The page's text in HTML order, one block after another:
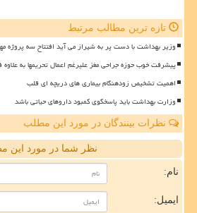
تازه ترین مطالب مرتبط
وزیر بهداشت با دست پر به شیراز می آید افتتاح سه پروژه
پیشرفت خوب حوزه جراحی مغز علیرغم اعمال تحریمها به علاوه
اهمیت تشخیص زودهنگام بیماری های دریچه ای قلب
وزارت بهداشت باید پاسخگوی کمبود داروهای حیاتی باشد
نظرات بینندگان در مورد این مطلب
نظر شما در مورد این
نام:
ایمیل: